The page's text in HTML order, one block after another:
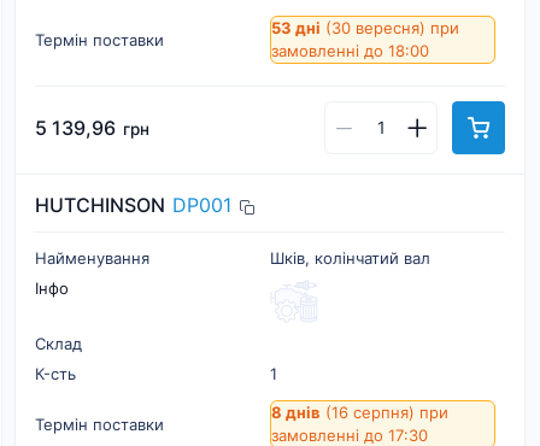
Термін поставки
53 дні (30 вересня) при
замовленні до 18:00
5 139,96 грн
HUTCHINSON DP001
Найменування
Шків, колінчатий вал
Інфо
Склад
К-cть
1
Термін поставки
8 днів (16 серпня) при
замовленні до 17:30